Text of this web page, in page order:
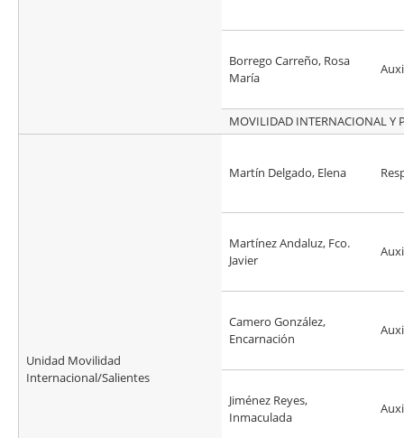
Borrego Carreño, Rosa
María
MOVILIDAD INTERNACIONAL Y
Unidad Movilidad
Internacional/Salientes
Martín Delgado, Elena
Martínez Andaluz, Fco.
Javier
Camero González,
Encarnación
Jiménez Reyes,
Inmaculada